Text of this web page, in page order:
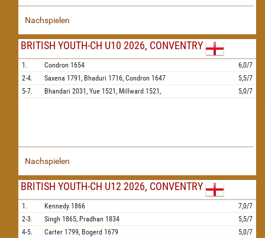
Nachspielen
BRITISH YOUTH-CH U10 2026, CONVENTRY
1. Condron 1654
6,0/7
2-4.
Saxena 1791, Bhaduri 1716, Condron 1647
5,5/7
5-7.
Bhandari 2031, Yue 1521, Millward 1521, 5,0/7
Nachspielen
BRITISH YOUTH-CH U12 2026, CONVENTRY
1. Kennedy 1866
7,0/7
2-3.
Singh 1865, Pradhan 1834
5,5/7
4-5.
Carter 1799, Bogerd 1679 5,0/7